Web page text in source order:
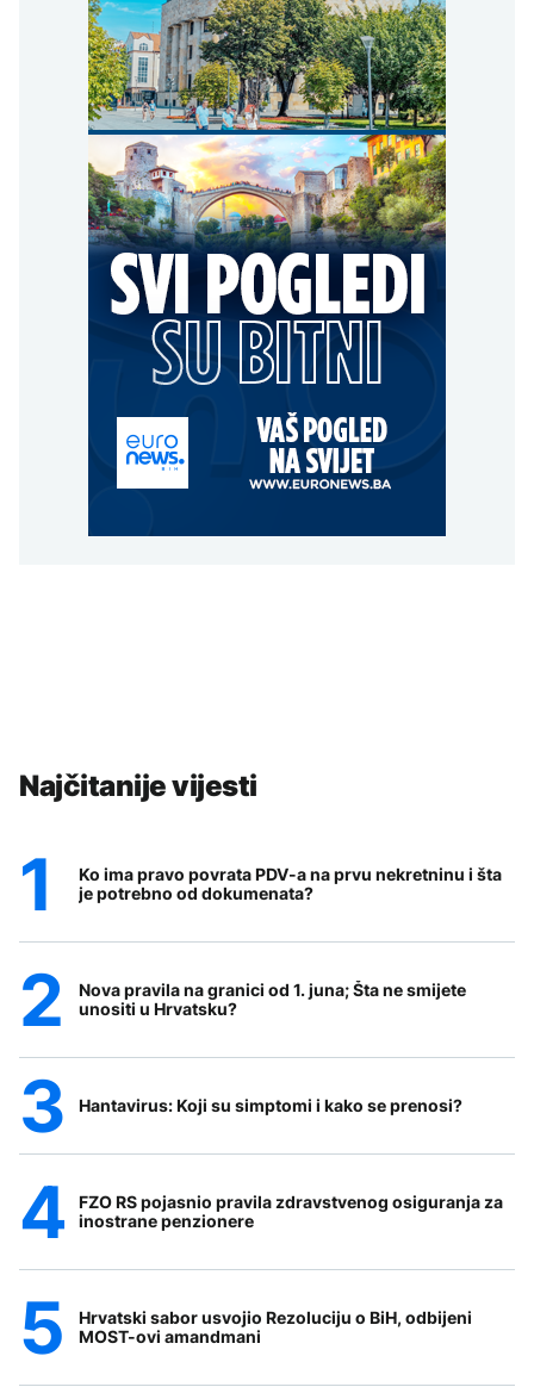
Najčitanije vijesti
Ko ima pravo povrata PDV-a na prvu nekretninu i šta
je potrebno od dokumenata?
Nova pravila na granici od 1. juna; Šta ne smijete
unositi u Hrvatsku?
Hantavirus: Koji su simptomi i kako se prenosi?
FZO RS pojasnio pravila zdravstvenog osiguranja za
inostrane penzionere
Hrvatski sabor usvojio Rezoluciju o BiH, odbijeni
MOST-ovi amandmani